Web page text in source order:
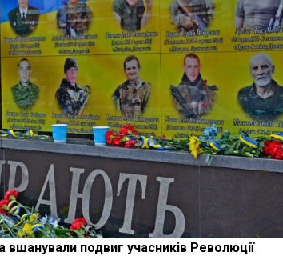
вшанували подвиг учасників Революції